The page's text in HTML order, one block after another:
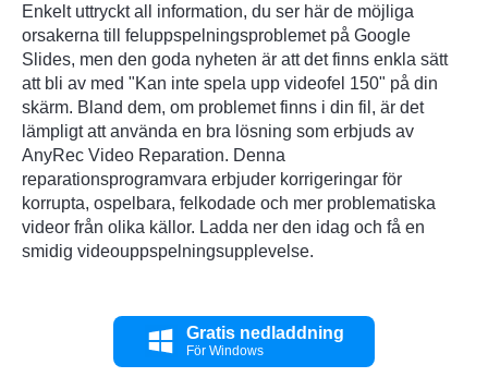
Enkelt uttryckt all information, du ser här de möjliga
orsakerna till feluppspelningsproblemet på Google
Slides, men den goda nyheten är att det finns enkla sätt
att bli av med "Kan inte spela upp videofel 150" på din
skärm. Bland dem, om problemet finns i din fil, är det
lämpligt att använda en bra lösning som erbjuds av
AnyRec Video Reparation. Denna
reparationsprogramvara erbjuder korrigeringar för
korrupta, ospelbara, felkodade och mer problematiska
videor från olika källor. Ladda ner den idag och få en
smidig videouppspelningsupplevelse.
Gratis nedladdning
För Windows